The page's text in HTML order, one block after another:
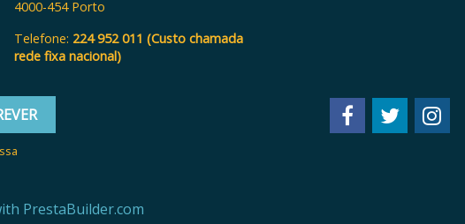
4000-454 Porto
Telefone: 224 952 011 (Custo chamada
rede fixa nacional)
PrestaBuilder.com